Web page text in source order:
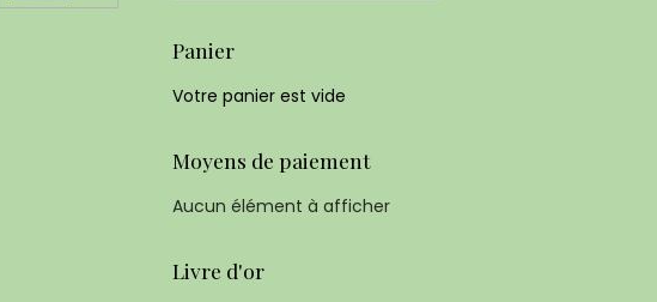
Panier
Votre panier est vide
Moyens de paiement
Aucun élément à afficher
Livre d'or